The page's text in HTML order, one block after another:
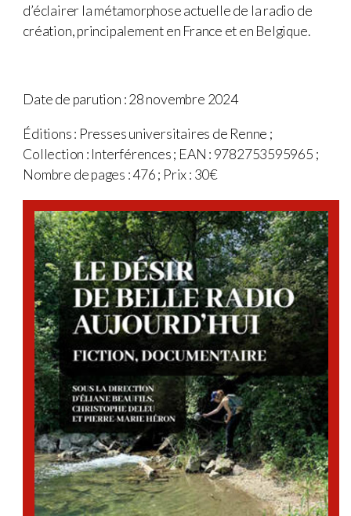
d’éclairer la métamorphose actuelle de la radio de
création, principalement en France et en Belgique.
Date de parution : 28 novembre 2024
Éditions : Presses universitaires de Renne ;
Collection : Interférences ; EAN : 9782753595965 ;
Nombre de pages : 476 ; Prix : 30€